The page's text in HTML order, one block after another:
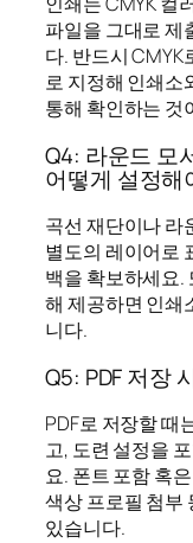
파일을 그대로 제
다. 반드시
로 지정해 인쇄소
통해 확인하는 것
Q4: 라운드 모
어떻게 설정해
곡선 재단이나 라
별도의 레이어로
백을 확보하세요.
해 제공하면 인쇄
니다.
Q5: PDF 저장
PDF로 저장할 때
고, 도련 설정을
요. 폰트 포함 혹
색상 프로필 첨부
있습니다.